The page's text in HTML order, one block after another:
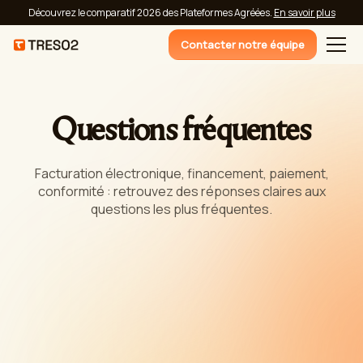
Découvrez le comparatif 2026 des Plateformes Agréées. En savoir plus
Contacter notre équipe
Questions fréquentes
Facturation électronique, financement, paiement,
conformité : retrouvez des réponses claires aux
questions les plus fréquentes.